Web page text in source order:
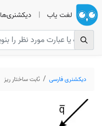
لغت یاب | دیکشنری‌ها
دیکشنری فارسی ثابت ساختار ریز